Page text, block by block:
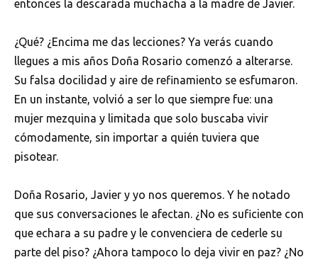
entonces la descarada muchacha a la madre de Javier.
¿Qué? ¿Encima me das lecciones? Ya verás cuando
llegues a mis años Doña Rosario comenzó a alterarse.
Su falsa docilidad y aire de refinamiento se esfumaron.
En un instante, volvió a ser lo que siempre fue: una
mujer mezquina y limitada que solo buscaba vivir
cómodamente, sin importar a quién tuviera que
pisotear.
Doña Rosario, Javier y yo nos queremos. Y he notado
que sus conversaciones le afectan. ¿No es suficiente con
que echara a su padre y le convenciera de cederle su
parte del piso? ¿Ahora tampoco lo deja vivir en paz? ¿No